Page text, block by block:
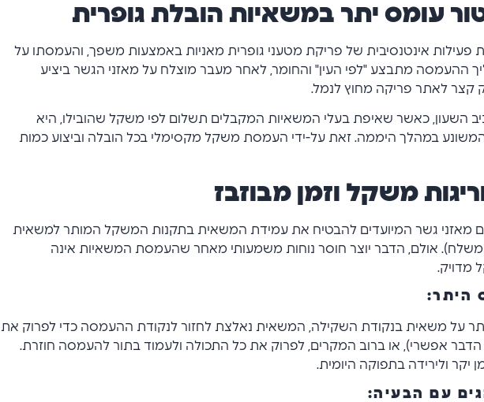
עומס יתר במשאיות הובלת גופרית
אינטנסיבית של פריקת מטעני גופרית מאניות באמצעות משפך, והעמסתו על
ההעמסה מתבצע "לפי העין" והחומר, לאחר מעבר מוצלח על מאזני הגשר ביציע
קצר לאתר פריקה מחוץ לנמל.
השעון, כאשר שאיפת בעלי המשאיות המקבלים תשלום לפי משקל שהובילו, היא
במהלך היממה. זאת על-ידי העמסת משקל מקסימלי בכל הובלה וביצוע כמות
משקל וזמן מבוזבז
מאזני גשר המיועדים להבטיח את עמידת המשאית בתקנות המשקל המותר למשאית
אולם, הדבר יוצר חוסר נוחות משמעותי מאחר שהעמסת המשאיות אינה
מדויק.
היתר:
על משאית בנקודת השקילה, המשאית נאלצת לחזור לנקודת ההעמסה כדי לפרוק את
אפשרי), או ברוב המקרים, לפרוק את כל התכולה ולעמוד בתור להעמסה חוזרת.
יקר ולירידה בתפוקה היומית.
עם הבעיה: